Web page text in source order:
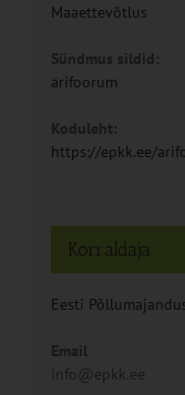
Maaettevõtlus
Sündmus sildid:
ärifoorum
Koduleht:
https://epkk.ee/
Korraldaja
Eesti
Email
info@epkk.ee